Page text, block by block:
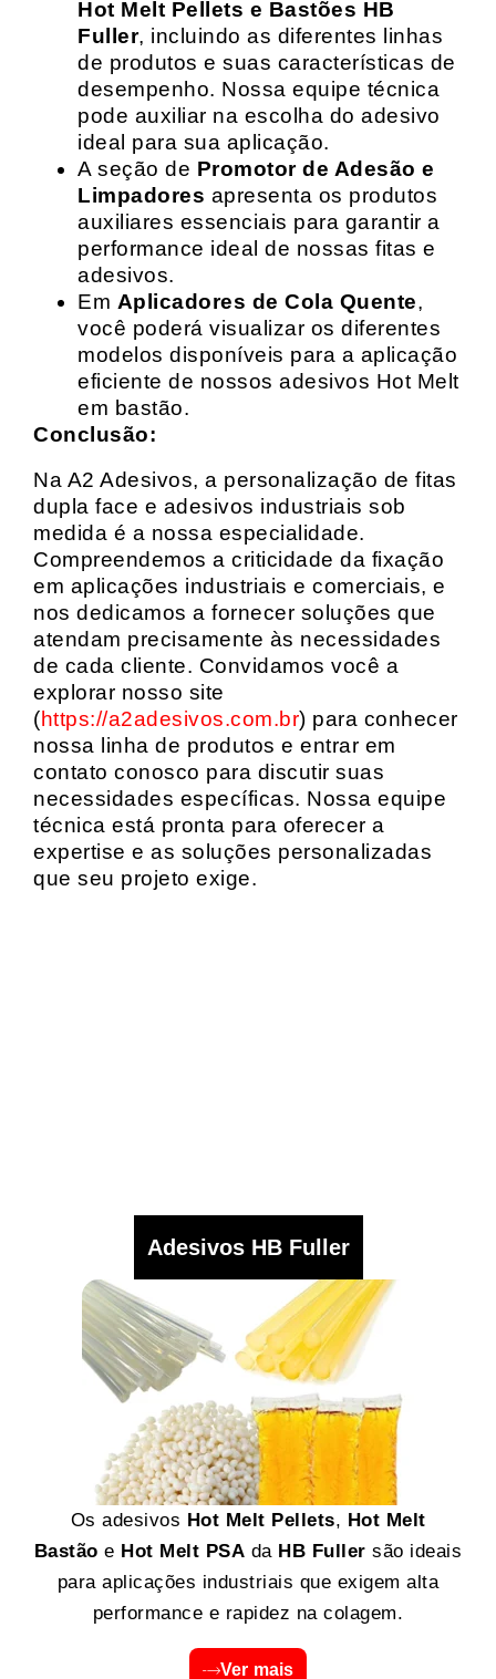
Hot Melt Pellets e Bastões HB
Fuller, incluindo as diferentes linhas
de produtos e suas características de
desempenho. Nossa equipe técnica
pode auxiliar na escolha do adesivo
ideal para sua aplicação.
A seção de Promotor de Adesão e
Limpadores apresenta os produtos
auxiliares essenciais para garantir a
performance ideal de nossas fitas e
adesivos.
Em Aplicadores de Cola Quente,
você poderá visualizar os diferentes
modelos disponíveis para a aplicação
eficiente de nossos adesivos Hot Melt
em bastão.
Conclusão:
Na A2 Adesivos, a personalização de fitas
dupla face e adesivos industriais sob
medida é a nossa especialidade.
Compreendemos a criticidade da fixação
em aplicações industriais e comerciais, e
nos dedicamos a fornecer soluções que
atendam precisamente às necessidades
de cada cliente. Convidamos você a
explorar nosso site
(https://a2adesivos.com.br) para conhecer
nossa linha de produtos e entrar em
contato conosco para discutir suas
necessidades específicas. Nossa equipe
técnica está pronta para oferecer a
expertise e as soluções personalizadas
que seu projeto exige.
Adesivos HB Fuller
Os adesivos Hot Melt Pellets, Hot Melt
Bastão e Hot Melt PSA da HB Fuller são ideais
para aplicações industriais que exigem alta
performance e rapidez na colagem.
Ver mais